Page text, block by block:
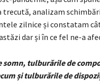
trecută, analizam
zilnice și constatam
dar și în ce fel ne-a
somn, tulburările de
și tulburările de